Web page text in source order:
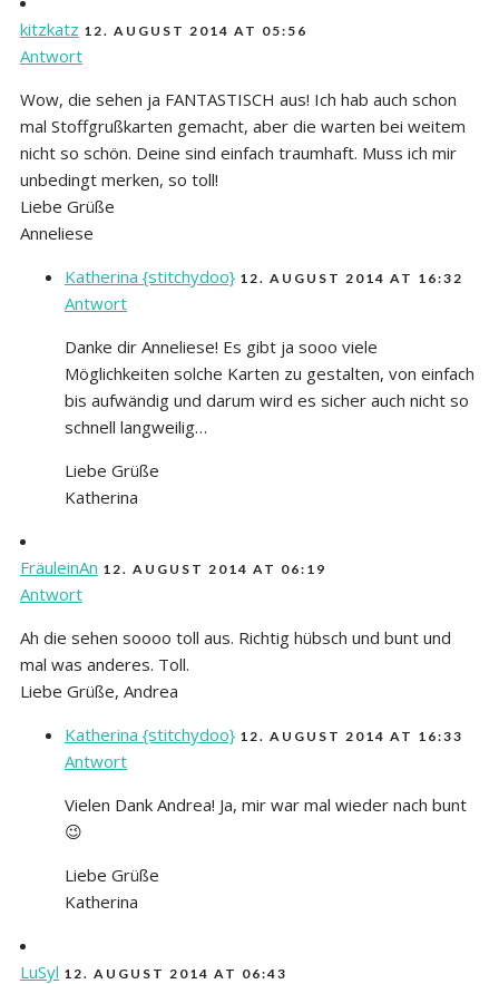
kitzkatz 12. AUGUST 2014 AT 05:56
Antwort
Wow, die sehen ja FANTASTISCH aus! Ich hab auch schon
mal Stoffgrußkarten gemacht, aber die warten bei weitem
nicht so schön. Deine sind einfach traumhaft. Muss ich mir
unbedingt merken, so toll!
Liebe Grüße
Anneliese
Katherina {stitchydoo} 12. AUGUST 2014 AT 16:32
Antwort
Danke dir Anneliese! Es gibt ja sooo viele
Möglichkeiten solche Karten zu gestalten, von einfach
bis aufwändig und darum wird es sicher auch nicht so
schnell langweilig…
Liebe Grüße
Katherina
FräuleinAn 12. AUGUST 2014 AT 06:19
Antwort
Ah die sehen soooo toll aus. Richtig hübsch und bunt und
mal was anderes. Toll.
Liebe Grüße, Andrea
Katherina {stitchydoo} 12. AUGUST 2014 AT 16:33
Antwort
Vielen Dank Andrea! Ja, mir war mal wieder nach bunt
😉
Liebe Grüße
Katherina
LuSyl 12. AUGUST 2014 AT 06:43